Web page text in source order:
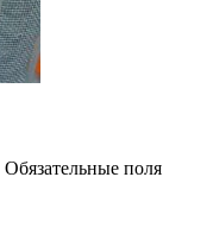
Обязательные поля